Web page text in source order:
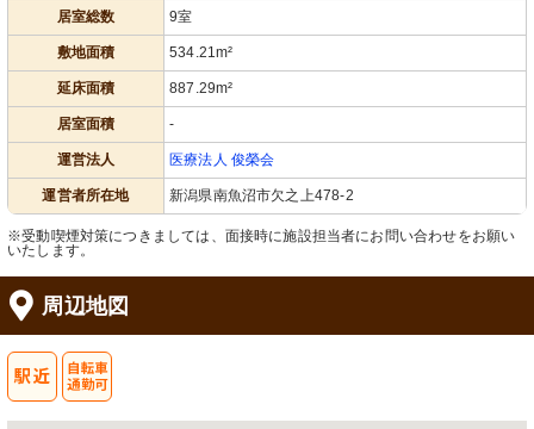
居室総数 9室
敷地面積 534.21m²
延床面積 887.29m²
居室面積 -
運営法人 医療法人 俊榮会
運営者所在地 新潟県南魚沼市欠之上478-2
※受動喫煙対策につきましては、面接時に施設担当者にお問い合わせをお願い
いたします。
周辺地図